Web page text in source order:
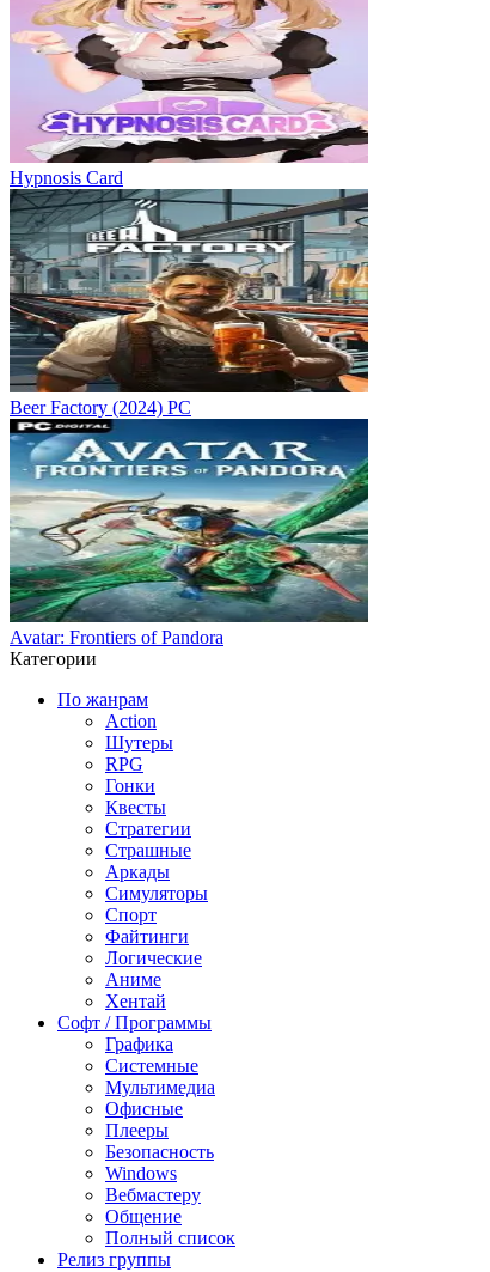
Hypnosis Card
Beer Factory (2024) PC
Avatar: Frontiers of Pandora
Категории
По жанрам
Action
Шутеры
RPG
Гонки
Квесты
Стратегии
Страшные
Аркады
Симуляторы
Спорт
Файтинги
Логические
Аниме
Хентай
Софт / Программы
Графика
Системные
Мультимедиа
Офисные
Плееры
Безопасность
Windows
Вебмастеру
Общение
Полный список
Релиз группы